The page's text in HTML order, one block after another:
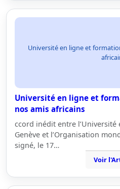
Université en ligne et
Université en ligne et
nos amis africains
ccord inédit entre l’Université
Genève et l’Organisation
signé, le 17…
Voir